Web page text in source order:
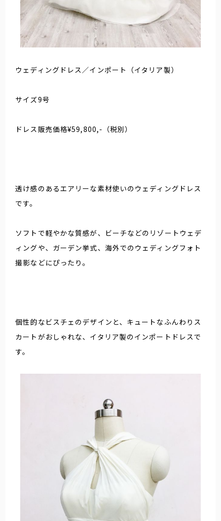
ウェディングドレス／インポート（イタリア製）
サイズ9号
ドレス販売価格¥59,800,-（税別）
透け感のあるエアリーな素材使いのウェディングドレス
です。
ソフトで軽やかな質感が、ビーチなどのリゾートウェデ
ィングや、ガーデン挙式、海外でのウェディングフォト
撮影などにぴったり。
個性的なビスチェのデザインと、キュートなふんわりス
カートがおしゃれな、イタリア製のインポートドレスで
す。